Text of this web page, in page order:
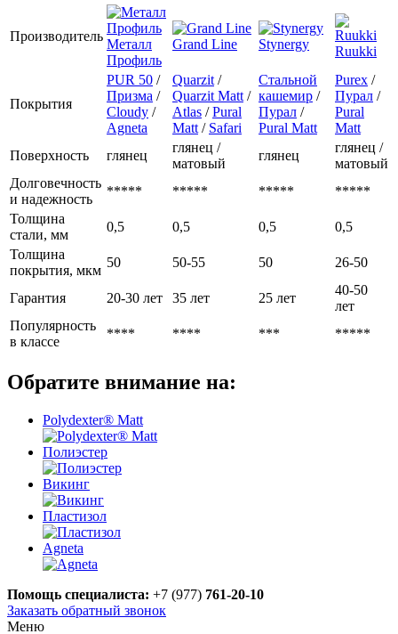
Производитель
Металл
Профиль
Grand Line Stynergy Ruukki
Покрытия
PUR 50 /
Призма /
Cloudy /
Agneta
Quarzit /
Quarzit Matt /
Atlas /Pural
Matt / Safari
Стальной
кашемир /
Пурал /
Pural Matt
Purex /
Пурал /
Pural
Matt
Поверхность
глянец
глянец /
матовый
глянец
глянец /
матовый
Долговечность
и надежность
***** ***** *****
*****
Толщина
стали, мм
0,5 0,5 0,5
0,5
Толщина
покрытия, мкм
50 50-55 50 26-50
Гарантия 20-30 лет 35 лет 25 лет
40-50
лет
Популярность
в классе
**** **** *** *****
Обратите внимание на:
Polydexter® Matt
Полиэстер
Викинг
Пластизол
Agneta
Помощь специалиста: +7 (977) 761-20-10
Заказать обратный звонок
Меню